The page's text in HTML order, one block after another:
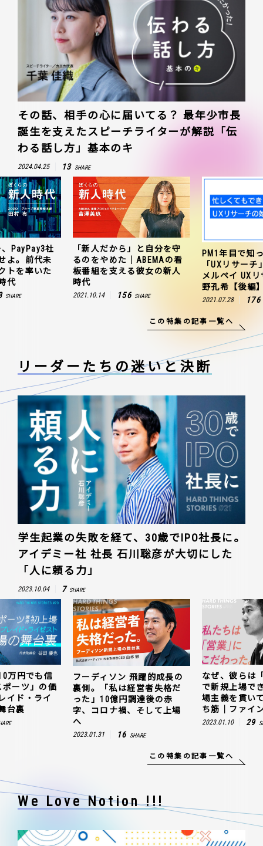
その話、相手の心に届いてる？ 最年少市長
誕生を支えたスピーチライターが解説「伝
わる話し方」基本のキ
2024.04.25 13 SHARE
PayPay3社
よ。前代未
トを率いた
代
SHARE
「新人だから」と自分を守
るのをやめた｜ABEMAの看
板番組を支える彼女の新人
時代
2021.10.14 156 SHARE
PM1年目で知
「UXリサー
メルペイ UX
野孔希【後編
2021.07.28 176
この特集の記事一覧へ
リーダーたちの迷いと決断
学生起業の失敗を経て、30歳でIPO社長に。
アイデミー社 社長 石川聡彦が大切にした
「人に頼る力」
2023.10.04 7 SHARE
万円でも信
ーツ」の価
イド・ライ
台裏
フーディソン 飛躍的成長の
裏側。「私は経営者失格だ
った」10億円調達後の赤
字、コロナ禍、そして上場
へ
2023.01.31 16 SHARE
なぜ、彼らは
で新規上場で
場主義を貫い
ち筋｜ファイ
2023.01.10 29
この特集の記事一覧へ
We Love Notion !!!